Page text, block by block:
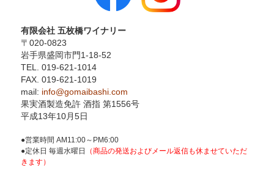
有限会社 五枚橋ワイナリー
〒020-0823
岩手県盛岡市門1-18-52
TEL. 019-621-1014
FAX. 019-621-1019
mail: info@gomaibashi.com
果実酒製造免許 酒指 第1556号
平成13年10月5日
●営業時間 AM11:00～PM6:00
●定休日 毎週水曜日
（商品の発送およびメール返信も休ませていただ
きます）